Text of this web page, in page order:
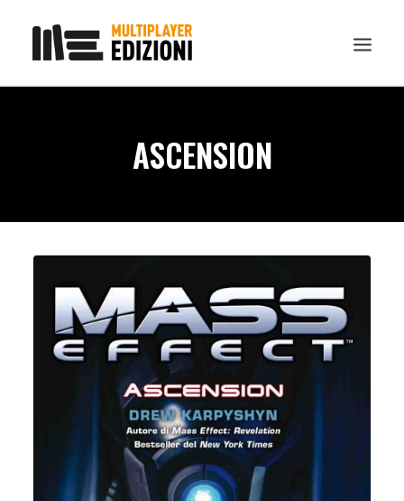
GADGET
NEWS
CONTATTI
CHI SIAMO
DOWNLOAD
ASCENSION